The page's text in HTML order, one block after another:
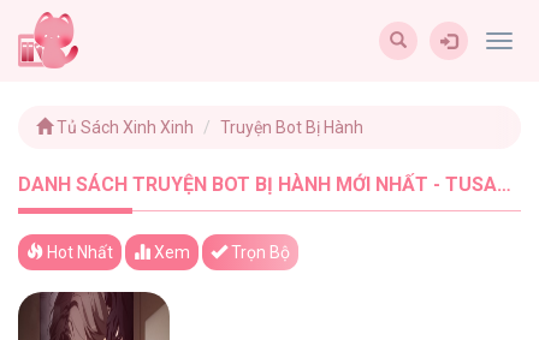
Tủ Sách Xinh Xinh Truyện Bot Bị Hành
DANH SÁCH TRUYỆN BOT BỊ HÀNH MỚI NHẤT - TUSACHXINHXINH (1)
Hot Nhất Xem Trọn Bộ